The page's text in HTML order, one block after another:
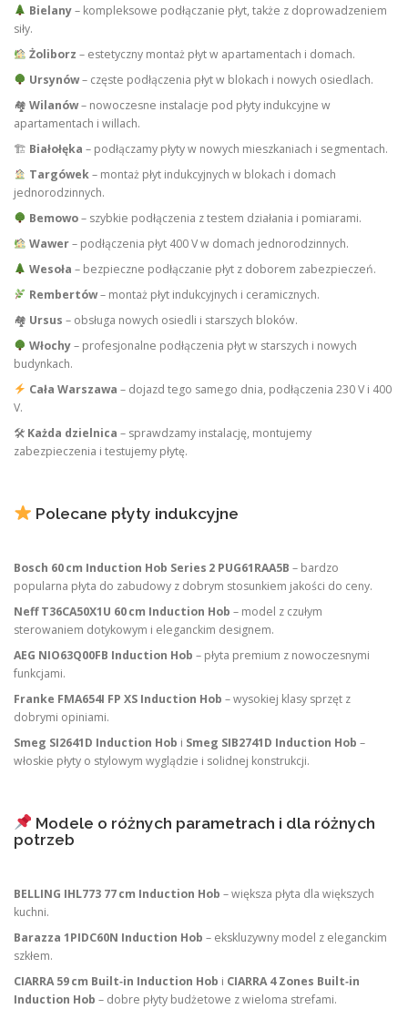
Bielany– kompleksowe podłączanie płyt, także z doprowadzeniem
siły.
Żoliborz – estetyczny montaż płyt w apartamentach i domach.
Ursynów– częste podłączenia płyt w blokach i nowych osiedlach.
🏘 Wilanów– nowoczesne instalacje pod płyty indukcyjne w
apartamentach i willach.
🏗 Białołęka – podłączamy płyty w nowych mieszkaniach i segmentach.
Targówek– montaż płyt indukcyjnych w blokach i domach
jednorodzinnych.
Bemowo– szybkie podłączenia z testem działania i pomiarami.
Wawer– podłączenia płyt 400 V w domach jednorodzinnych.
Wesoła – bezpieczne podłączanie płyt z doborem zabezpieczeń.
Rembertów– montaż płyt indukcyjnych i ceramicznych.
🏘 Ursus – obsługa nowych osiedli i starszych bloków.
Włochy– profesjonalne podłączenia płyt w starszych i nowych
budynkach.
Cała Warszawa – dojazd tego samego dnia, podłączenia 230 V i 400
V.
🛠 Każda dzielnica – sprawdzamy instalację, montujemy
zabezpieczenia i testujemy płytę.
Polecane płyty indukcyjne
Bosch 60 cm Induction Hob Series 2 PUG61RAA5B – bardzo
popularna płyta do zabudowy z dobrym stosunkiem jakości do ceny.
Neff T36CA50X1U 60 cm Induction Hob – model z czułym
sterowaniem dotykowym i eleganckim designem.
AEG NIO63Q00FB Induction Hob – płyta premium z nowoczesnymi
funkcjami.
Franke FMA654I FP XS Induction Hob – wysokiej klasy sprzęt z
dobrymi opiniami.
Smeg SI2641D Induction Hob i Smeg SIB2741D Induction Hob –
włoskie płyty o stylowym wyglądzie i solidnej konstrukcji.
Modele o różnych parametrach i dla różnych
potrzeb
BELLING IHL773 77 cm Induction Hob – większa płyta dla większych
kuchni.
Barazza 1PIDC60N Induction Hob – ekskluzywny model z eleganckim
szkłem.
CIARRA 59 cm Built‑in Induction Hob i CIARRA 4 Zones Built‑in
Induction Hob – dobre płyty budżetowe z wieloma strefami.